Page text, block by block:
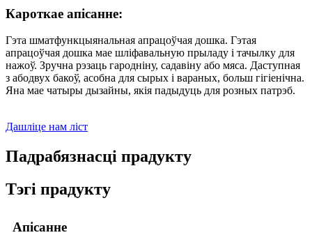
Кароткае апісанне:
Гэта шматфункцыянальная апрацоўчая дошка. Гэтая
апрацоўчая дошка мае шліфавальную прыладу і тачылку для
нажоў. Зручна рэзаць гародніну, садавіну або мяса. Даступная
з абодвух бакоў, асобна для сырых і вараных, больш гігіенічна.
Яна мае чатыры дызайны, якія падыдуць для розных патрэб.
Дашліце нам ліст
Падрабязнасці прадукту
Тэгі прадукту
Апісанне